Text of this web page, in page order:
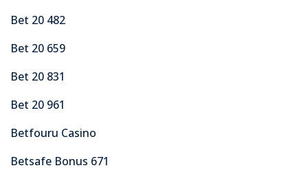
Bet 20 482
Bet 20 659
Bet 20 831
Bet 20 961
Betfouru Casino
Betsafe Bonus 671